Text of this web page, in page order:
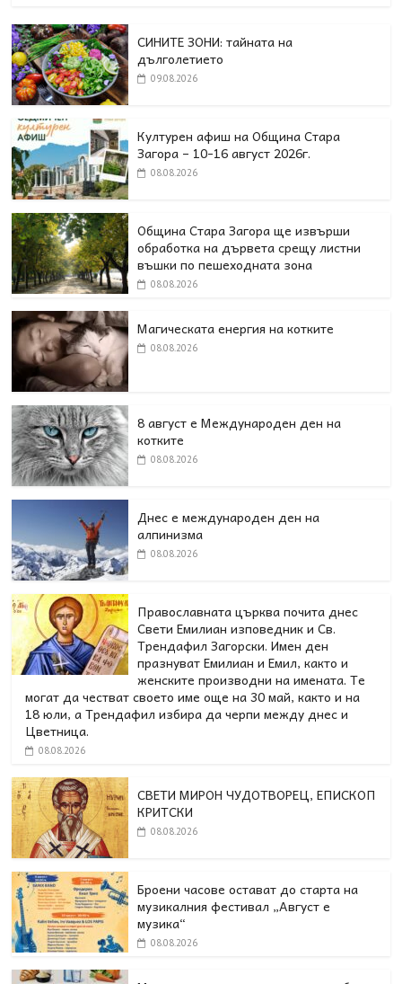
СИНИТЕ ЗОНИ: тайната на
дълголетието
09.08.2026
Културен афиш на Община Стара
Загора – 10-16 август 2026г.
08.08.2026
Община Стара Загора ще извърши
обработка на дървета срещу листни
въшки по пешеходната зона
08.08.2026
Магическата енергия на котките
08.08.2026
8 август е Международен ден на
котките
08.08.2026
Днес е международен ден на
алпинизма
08.08.2026
Православната църква почита днес
Свети Емилиан изповедник и Св.
Трендафил Загорски. Имен ден
празнуват Емилиан и Емил, както и
женските производни на имената. Те
могат да честват своето име още на 30 май, както и на
18 юли, а Трендафил избира да черпи между днес и
Цветница.
08.08.2026
СВЕТИ МИРОН ЧУДОТВОРЕЦ, ЕПИСКОП
КРИТСКИ
08.08.2026
Броени часове остават до старта на
музикалния фестивал „Август е
музика“
08.08.2026